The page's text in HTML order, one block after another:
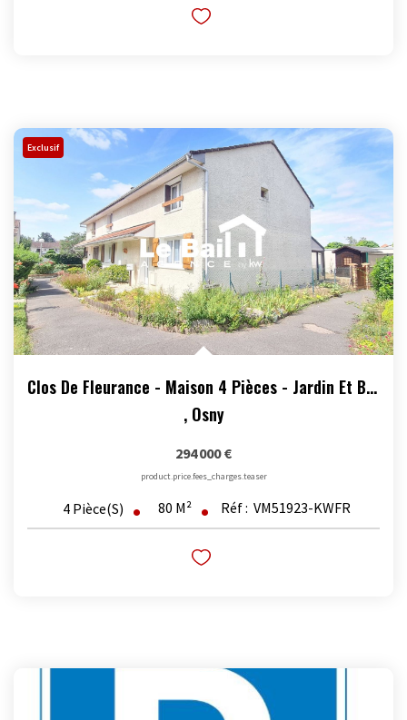
Exclusif
Clos De Fleurance - Maison 4 Pièces - Jardin Et Box
, Osny
294 000 €
product.price.fees_charges.teaser
4 Pièce(s) 80 M² Réf : VM51923-KWFR